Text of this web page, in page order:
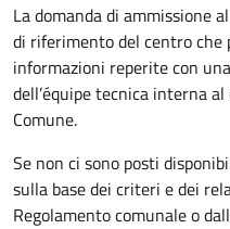
La domanda di ammissione
di riferimento del centro che
informazioni reperite con
dell’équipe tecnica interna
Comune.
Se non ci sono posti
sulla base dei criteri e dei
Regolamento comunale o